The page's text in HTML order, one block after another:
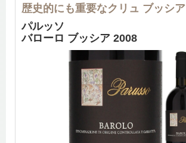
歴史的にも重要なクリュ ブッシア
パルッソ
バローロ ブッシア 2008